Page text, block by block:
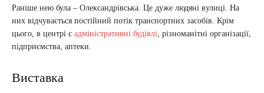
Раніше нею була – Олександрівська. Це дуже людяні вулиці. На
них відчувається постійний потік транспортних засобів. Крім
цього, в центрі є адміністративні будівлі , різноманітні організації,
підприємства, аптеки.
Виставка